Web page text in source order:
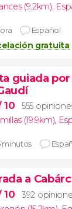
(9.2km),
Español
gratuita
guiada
10
555
(19.9km),
minutos
a
10
392